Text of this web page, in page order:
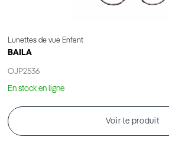
Lunettes de vue Enfant
BAILA
OJP2536
En stock en ligne
Voir le produit